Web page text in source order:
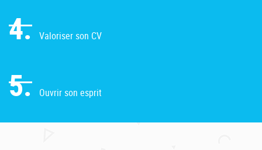
4. Valoriser son CV
5. Ouvrir son esprit